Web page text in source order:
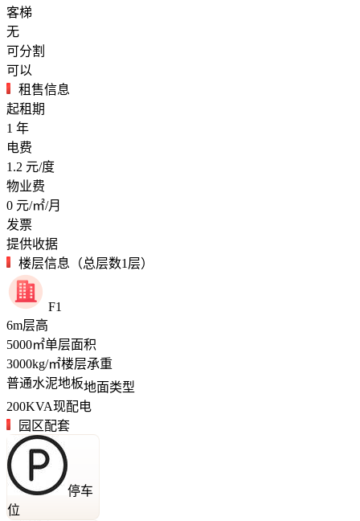
客梯
无
可分割
可以
租售信息
起租期
1 年
电费
1.2 元/度
物业费
0 元/㎡/月
发票
提供收据
楼层信息（总层数1层）
F1
6m层高
5000㎡单层面积
3000kg/㎡楼层承重
普通水泥地板地面类型
200KVA现配电
园区配套
停车
位